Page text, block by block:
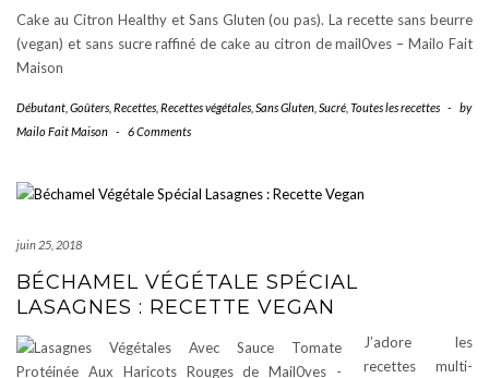
Cake au Citron Healthy et Sans Gluten (ou pas). La recette sans beurre
(vegan) et sans sucre raffiné de cake au citron de mail0ves – Mailo Fait
Maison
Débutant Goûters Recettes Recettes végétales Sans Gluten Sucré Toutes les recettes -
by
Mailo Fait Maison - 6 Comments
juin 25, 2018
BÉCHAMEL VÉGÉTALE SPÉCIAL
LASAGNES : RECETTE VEGAN
J’adore les
recettes multi-